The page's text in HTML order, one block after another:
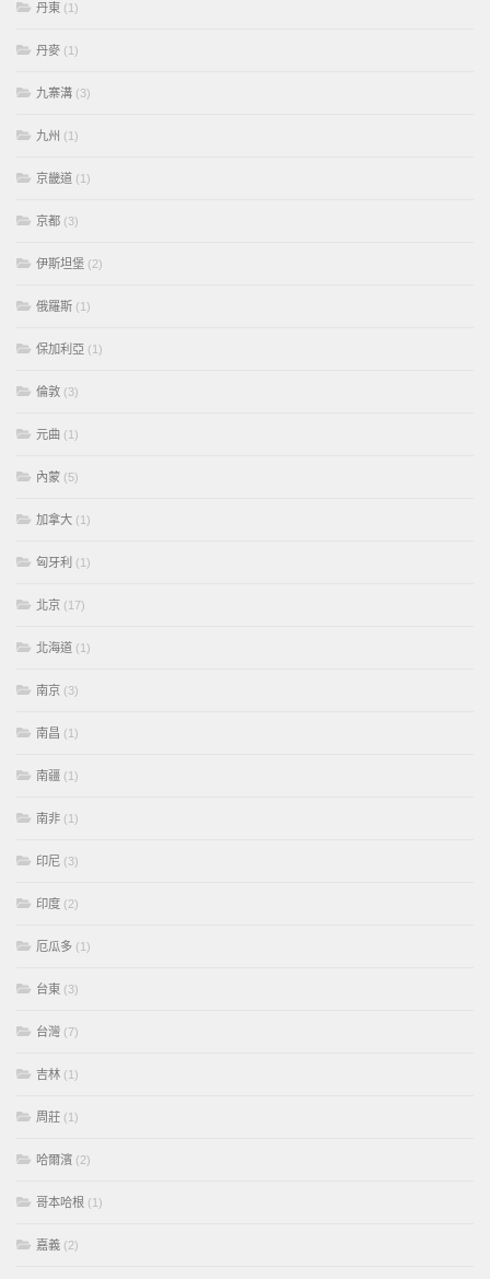
丹東 (1)
丹麥 (1)
九寨溝 (3)
九州 (1)
京畿道 (1)
京都 (3)
伊斯坦堡 (2)
俄羅斯 (1)
保加利亞 (1)
倫敦 (3)
元曲 (1)
內蒙 (5)
加拿大 (1)
匈牙利 (1)
北京 (17)
北海道 (1)
南京 (3)
南昌 (1)
南疆 (1)
南非 (1)
印尼 (3)
印度 (2)
厄瓜多 (1)
台東 (3)
台灣 (7)
吉林 (1)
周莊 (1)
哈爾濱 (2)
哥本哈根 (1)
嘉義 (2)